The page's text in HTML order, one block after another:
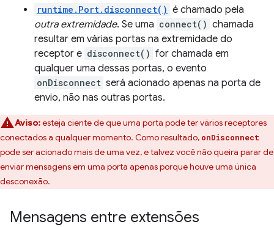
runtime.Port.disconnect() é chamado pela
outra extremidade. Se uma connect() chamada
resultar em várias portas na extremidade do
receptor e disconnect() for chamada em
qualquer uma dessas portas, o evento
onDisconnect será acionado apenas na porta de
envio, não nas outras portas.
Aviso:esteja ciente de que uma porta pode ter vários receptores
conectados a qualquer momento. Como resultado, onDisconnect
pode ser acionado mais de uma vez, e talvez você não queira parar de
enviar mensagens em uma porta apenas porque houve uma única
desconexão.
Mensagens entre extensões